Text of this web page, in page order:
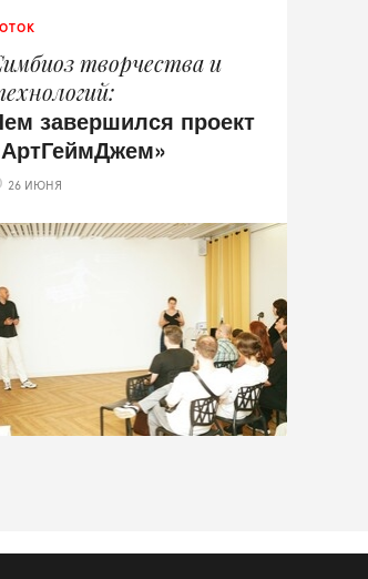
творчества и
завершился проект
26 ИЮНЯ